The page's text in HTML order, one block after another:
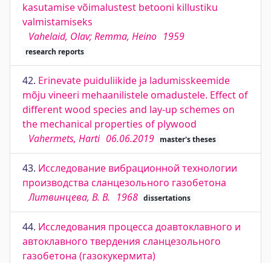
kasutamise võimalustest betooni killustiku
valmistamiseks
Vahelaid, Olav; Remma, Heino 1959
research reports
42. Erinevate puiduliikide ja ladumisskeemide
mõju vineeri mehaanilistele omadustele. Effect of
different wood species and lay-up schemes on
the mechanical properties of plywood
Vahermets, Harti 06.06.2019 master's theses
43. Исследование вибрационной технологии
производства сланцезольного газобетона
Литвинцева, В. В. 1968 dissertations
44. Исследования процесса доавтоклавного и
автоклавного твердения сланцезольного
газобетона (газокукермита)